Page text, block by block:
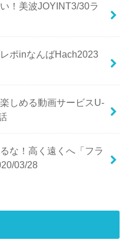
！美波JOYINT3/30ラ
ポinなんばHach2023
しめる動画サービスU-
な！高く遠くへ「フラ
03/28